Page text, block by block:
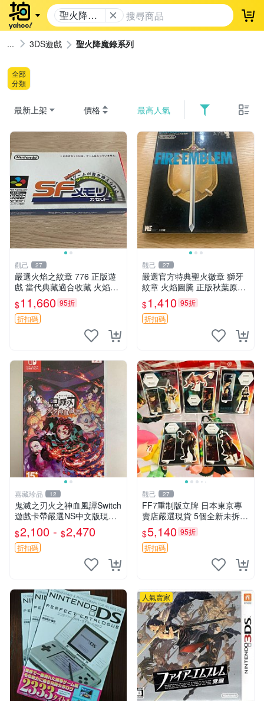
聖火降魔
錄系列
登
3DS遊戲 聖火降魔錄系列
全部
分類
最新上架 價格 最高人氣
觀己 27
嚴選火焰之紋章 776 正版遊
戲 當代典藏適合收藏 火焰之
紋章 角色 典藏版
$11,660 95折
折扣碼
觀己 27
嚴選官方特典聖火徽章 獅牙
紋章 火焰圖騰 正版秋葉原直
送 聖火紋章 套裝 獅牙紋章
$1,410 95折
折扣碼
嘉藏珍品 12
鬼滅之刃火之神血風譚Switch
遊戲卡帶嚴選NS中文版現貨
鬼滅之刃 Switch 中文 游戲卡
帶 發貨快
$2,100 - $2,470
折扣碼
觀己 27
FF7重制版立牌 日本東京專
賣店嚴選現貨 5個全新未拆封
最終幻想7重制版 立牌 日本
原裝 正品現貨 5個包快遞
$5,140 95折
折扣碼
人氣賣家